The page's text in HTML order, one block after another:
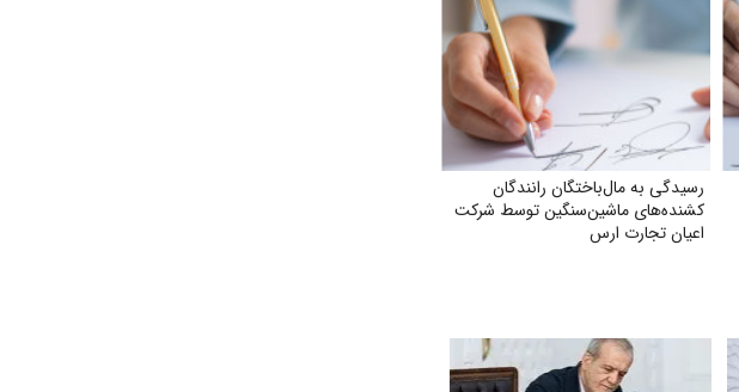
رسیدگی به مال‌باختگان رانندگان
کشنده‌های ماشین‌سنگین توسط شرکت
اعیان تجارت ارس